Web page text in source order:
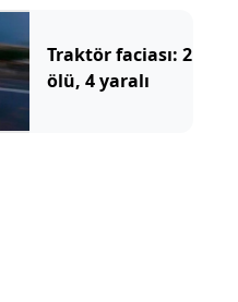
Traktör faciası: 2
ölü, 4 yaralı